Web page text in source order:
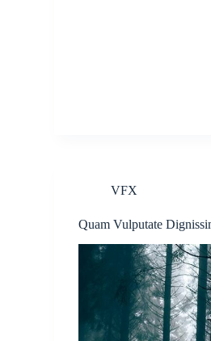
VFX
Quam Vulputate